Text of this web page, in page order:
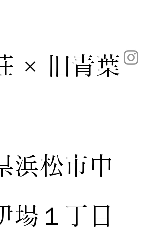
× 旧青葉
浜松市中
場１丁目